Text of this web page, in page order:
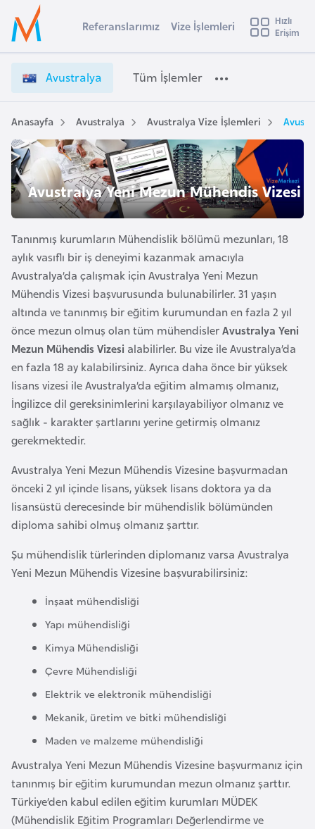
Ülke Seçimi
Başvuru yapmak istediğiniz ülkeyi seçin
Üye
Girişi
v
s
t
a
l
y
a
V
i
z
e
İ
e
m
l
e
r
i
e
t
i
Referanslarımız Vize İşlemleri
Hızlı
Erişim
Avustralya Tüm İşlemler
Anasayfa Avustralya Avustralya Vize İşlemleri
Avustralya Yeni Mezun Mühendis Vizesi
Tanınmış kurumların Mühendislik bölümü mezunları, 18
aylık vasıflı bir iş deneyimi kazanmak amacıyla
Avustralya’da çalışmak için Avustralya Yeni Mezun
Mühendis Vizesi başvurusunda bulunabilirler. 31 yaşın
altında ve tanınmış bir eğitim kurumundan en fazla 2 yıl
önce mezun olmuş olan tüm mühendislerAvustralya Yeni
Mezun Mühendis Vizesi alabilirler. Bu vize ile Avustralya’da
en fazla 18 ay kalabilirsiniz. Ayrıca daha önce bir yüksek
lisans vizesi ile Avustralya’da eğitim almamış olmanız,
İngilizce dil gereksinimlerini karşılayabiliyor olmanız ve
sağlık - karakter şartlarını yerine getirmiş olmanız
gerekmektedir.
Avustralya Yeni Mezun Mühendis Vizesine başvurmadan
önceki 2 yıl içinde lisans, yüksek lisans doktora ya da
lisansüstü derecesinde bir mühendislik bölümünden
diploma sahibi olmuş olmanız şarttır.
Şu mühendislik türlerinden diplomanız varsa Avustralya
Yeni Mezun Mühendis Vizesine başvurabilirsiniz:
İnşaat mühendisliği
Yapı mühendisliği
Kimya Mühendisliği
Çevre Mühendisliği
Elektrik ve elektronik mühendisliği
Mekanik, üretim ve bitki mühendisliği
Maden ve malzeme mühendisliği
Avustralya Yeni Mezun Mühendis Vizesine başvurmanız için
tanınmış bir eğitim kurumundan mezun olmanız şarttır.
Türkiye’den kabul edilen eğitim kurumları MÜDEK
(Mühendislik Eğitim Programları Değerlendirme ve
s
t
r
a
A
v
u
t
u
r
y
a
A
z
e
r
b
y
c
a
n
B
a